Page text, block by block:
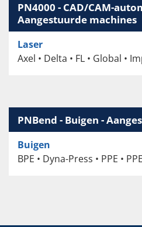
PN4000 - CAD/CAM-
Aangestuurde machines
Laser
Axel • Delta • FL • Global •
PNBend - Buigen -
Buigen
BPE • Dyna-Press • PPE •